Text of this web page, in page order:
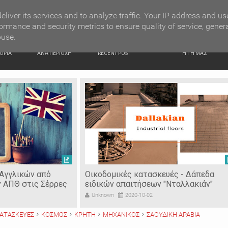
ΑΝΑ ΠΕΡΙΟΧΗ RECENT POST Η ΓΗ ΜΑΣ
από
ΑΠΘ στις Σέρρες
Οικοδομικές κατασκευές - Δάπεδα
ειδικών απαιτήσεων "Νταλλακιάν"
Unknown 2020-10-02
ΚΟΣΜΟΣ ΚΡΗΤΗ ΜΗΧΑΝΙΚΟΣ ΣΑΟΥΔΙΚΗ ΑΡΑΒΙΑ
its services and to analyze traffic. Your IP address and
and security metrics to ensure quality of service,